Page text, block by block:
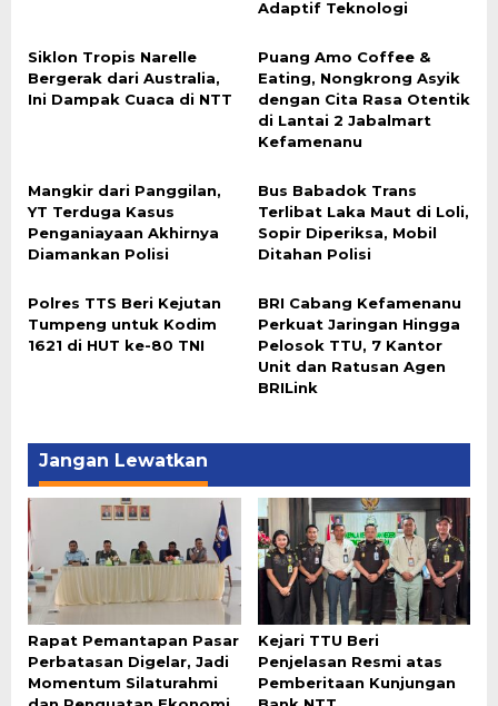
Adaptif Teknologi
Siklon Tropis Narelle
Bergerak dari Australia,
Ini Dampak Cuaca di NTT
Puang Amo Coffee &
Eating, Nongkrong Asyik
dengan Cita Rasa Otentik
di Lantai 2 Jabalmart
Kefamenanu
Mangkir dari Panggilan,
YT Terduga Kasus
Penganiayaan Akhirnya
Diamankan Polisi
Bus Babadok Trans
Terlibat Laka Maut di Loli,
Sopir Diperiksa, Mobil
Ditahan Polisi
Polres TTS Beri Kejutan
Tumpeng untuk Kodim
1621 di HUT ke-80 TNI
BRI Cabang Kefamenanu
Perkuat Jaringan Hingga
Pelosok TTU, 7 Kantor
Unit dan Ratusan Agen
BRILink
Jangan Lewatkan
Rapat Pemantapan Pasar
Perbatasan Digelar, Jadi
Momentum Silaturahmi
Kejari TTU Beri
Penjelasan Resmi atas
Pemberitaan Kunjungan